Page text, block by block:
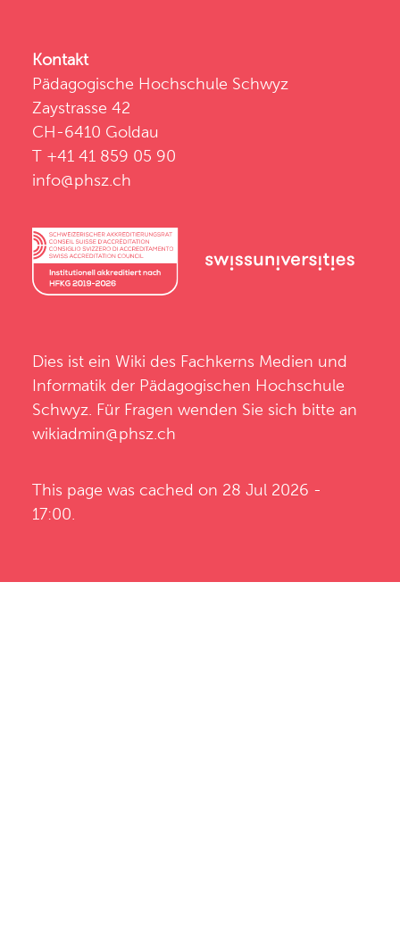
Kontakt
Pädagogische Hochschule Schwyz
Zaystrasse 42
CH-6410 Goldau
T +41 41 859 05 90
info@phsz.ch
Dies ist ein Wiki des Fachkerns Medien und
Informatik der Pädagogischen Hochschule
Schwyz . Für Fragen wenden Sie sich bitte an
wikiadmin@phsz.ch
This page was cached on 28 Jul 2026 -
17:00.